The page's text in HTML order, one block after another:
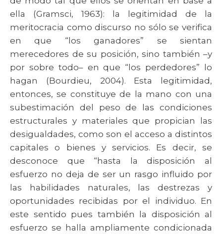
ella (Gramsci, 1963): la legitimidad de la
meritocracia como discurso no sólo se verifica
en que “los ganadores” se sientan
merecedores de su posición, sino también –y
por sobre todo– en que “los perdedores” lo
hagan (Bourdieu, 2004). Esta legitimidad,
entonces, se constituye de la mano con una
subestimación del peso de las condiciones
estructurales y materiales que propician las
desigualdades, como son el acceso a distintos
capitales o bienes y servicios. Es decir, se
desconoce que “hasta la disposición al
esfuerzo no deja de ser un rasgo influido por
las habilidades naturales, las destrezas y
oportunidades recibidas por el individuo. En
este sentido pues también la disposición al
esfuerzo se halla ampliamente condicionada